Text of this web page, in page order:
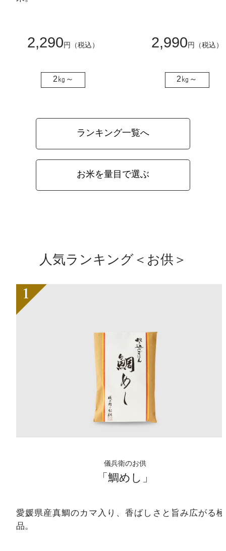
2,290円（税込）
2㎏～
2,990円（税込）
2㎏～
ランキング一覧へ
お米を量目で選ぶ
人気ランキング＜お供＞
儀兵衛のお供
「鯛めし」
愛媛県産真鯛のカマ入り、香ばしさと旨み広がる
品。